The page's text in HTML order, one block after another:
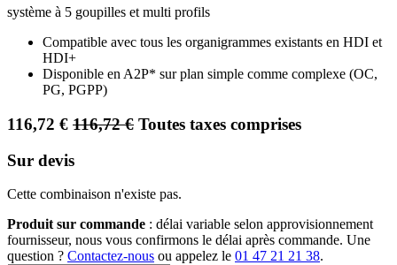
système à 5 goupilles et multi profils
Compatible avec tous les organigrammes existants en HDI et
HDI+
Disponible en A2P* sur plan simple comme complexe (OC,
PG, PGPP)
116,72 € 116,72€ Toutes taxes comprises
Sur devis
Cette combinaison n'existe pas.
Produit sur commande : délai variable selon approvisionnement
fournisseur, nous vous confirmons le délai après commande. Une
question ? Contactez-nous ou appelez le 01 47 21 21 38.